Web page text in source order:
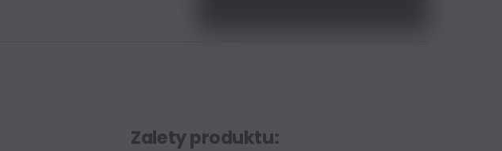
Zalety produktu: